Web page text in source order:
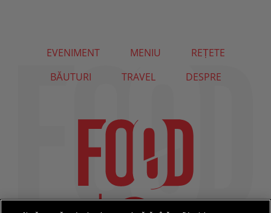
EVENIMENT MENIU
REȚETE
BĂUTURI
TRAVEL DESPRE